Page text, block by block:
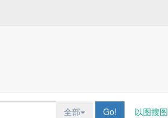
全部 Go! 以图搜图